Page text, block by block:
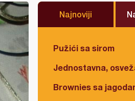
Najnoviji
Pužići sa sirom
Jednostavna,
Brownies sa